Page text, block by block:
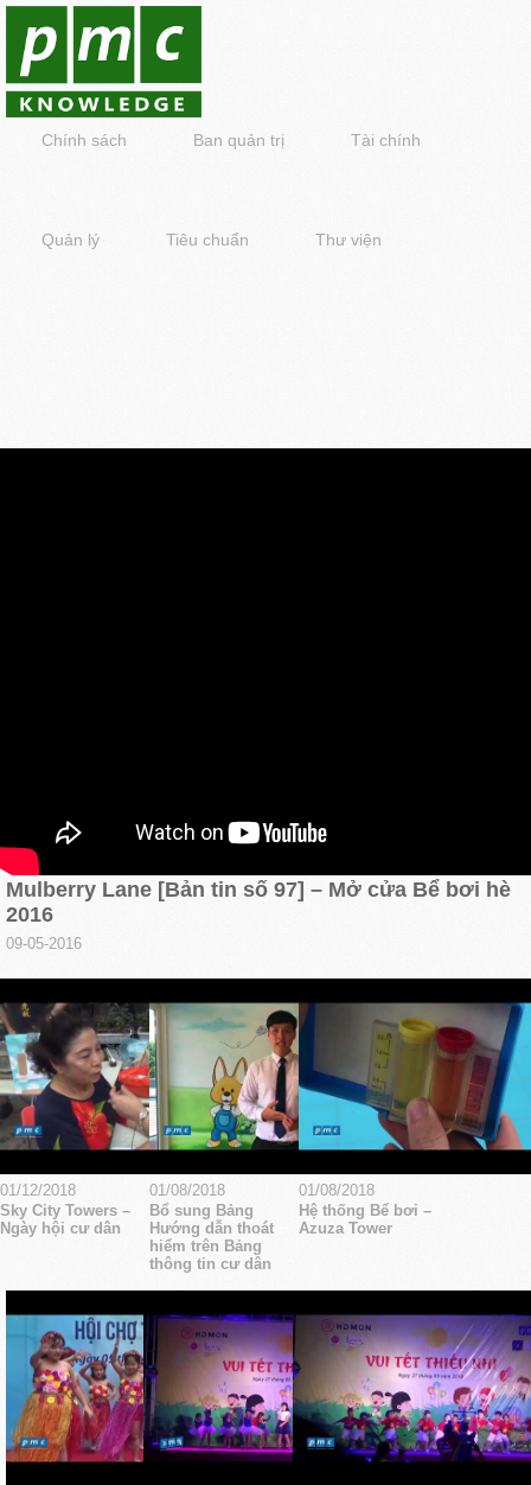
Chính sách Ban quản trị Tài chính
Quản lý Tiêu chuẩn Thư viện
Mulberry Lane [Bản tin số 97] – Mở cửa Bể bơi hè
2016
09-05-2016
01/12/2018
Sky City Towers –
Ngày hội cư dân
01/08/2018
Bổ sung Bảng
Hướng dẫn thoát
hiểm trên Bảng
thông tin cư dân
01/08/2018
Hệ thống Bể bơi –
Azuza Tower